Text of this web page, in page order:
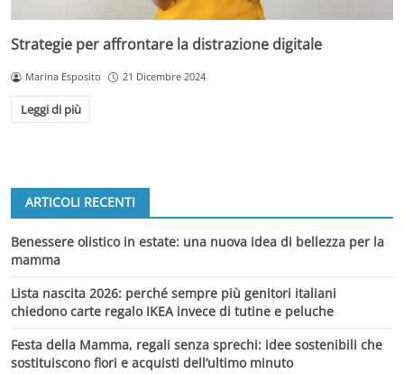
Strategie per affrontare la distrazione digitale
Marina Esposito 21 Dicembre 2024
Leggi di più
ARTICOLI RECENTI
Benessere olistico in estate: una nuova idea di bellezza per la
mamma
Lista nascita 2026: perché sempre più genitori italiani
chiedono carte regalo IKEA invece di tutine e peluche
Festa della Mamma, regali senza sprechi: idee sostenibili che
sostituiscono fiori e acquisti dell’ultimo minuto